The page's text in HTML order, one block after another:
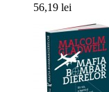
56,19 lei